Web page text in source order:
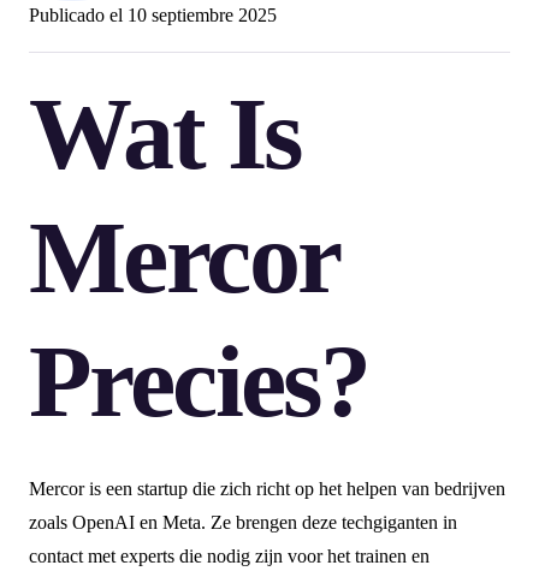
Publicado el 10 septiembre 2025
Wat Is
Mercor
Precies?
Mercor is een startup die zich richt op het helpen van bedrijven
zoals OpenAI en Meta. Ze brengen deze techgiganten in
contact met experts die nodig zijn voor het trainen en